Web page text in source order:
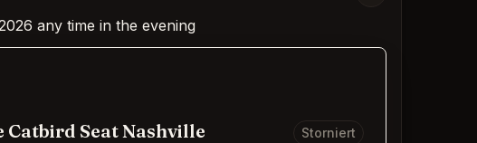
any time in the evening
Catbird Seat Nashville Storniert